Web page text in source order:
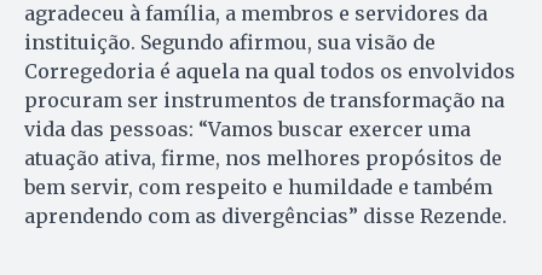
agradeceu à família, a membros e servidores da
instituição. Segundo afirmou, sua visão de
Corregedoria é aquela na qual todos os envolvidos
procuram ser instrumentos de transformação na
vida das pessoas: “Vamos buscar exercer uma
atuação ativa, firme, nos melhores propósitos de
bem servir, com respeito e humildade e também
aprendendo com as divergências” disse Rezende.